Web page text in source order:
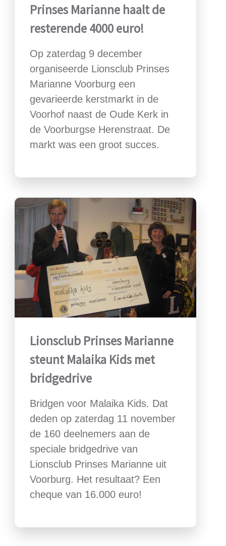
Prinses Marianne haalt de
resterende 4000 euro!
Op zaterdag 9 december
organiseerde Lionsclub Prinses
Marianne Voorburg een
gevarieerde kerstmarkt in de
Voorhof naast de Oude Kerk in
de Voorburgse Herenstraat. De
markt was een groot succes.
Lionsclub Prinses Marianne
steunt Malaika Kids met
bridgedrive
Bridgen voor Malaika Kids. Dat
deden op zaterdag 11 november
de 160 deelnemers aan de
speciale bridgedrive van
Lionsclub Prinses Marianne uit
Voorburg. Het resultaat? Een
cheque van 16.000 euro!